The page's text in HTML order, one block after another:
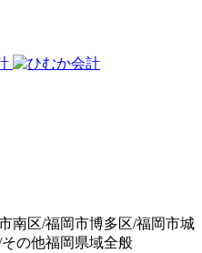
南区/福岡市博多区/福岡市城
の他福岡県域全般